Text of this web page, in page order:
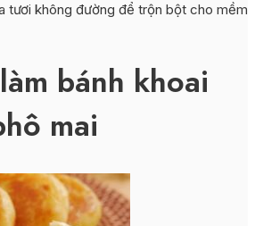
tươi không đường để trộn bột cho mềm
bánh khoai
mai